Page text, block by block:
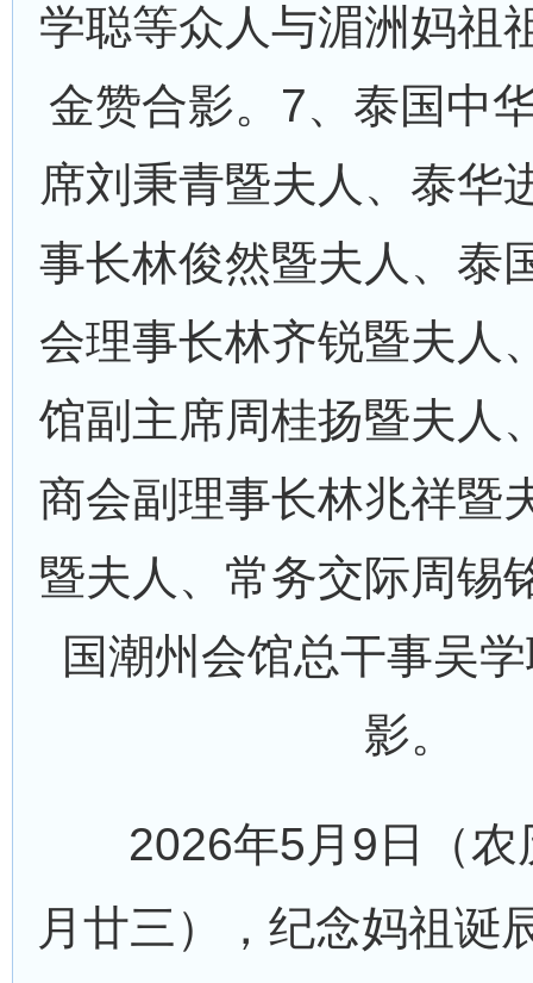
学聪等众人与湄洲妈祖
金赞合影。7、泰国中
席刘秉青暨夫人、泰华
事长林俊然暨夫人、泰
会理事长林齐锐暨夫人
馆副主席周桂扬暨夫人
商会副理事长林兆祥暨
暨夫人、常务交际周锡
国潮州会馆总干事吴
影。
2026年5月9日（农
月廿三），纪念妈祖诞